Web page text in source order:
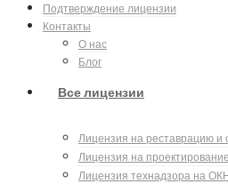
Подтверждение лицензии
Контакты
О нас
Блог
Все лицензии
Лицензия на реставрацию и
Лицензия на проектирование
Лицензия технадзора на